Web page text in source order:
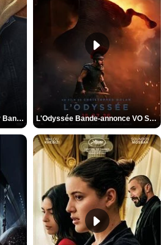
Spider-Man: Brand New Day Bande-annonce VO STFR L'Odyssée Bande-annonce VO STFR